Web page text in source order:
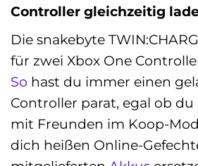
Controller gleichzeitig
Die snakebyte
für zwei Xbox One
So hast du immer einen
Controller parat, egal ob du
mit Freunden im Koop-
dich heißen Online-